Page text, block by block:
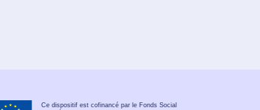
Ce dispositif est cofinancé par le Fonds Social